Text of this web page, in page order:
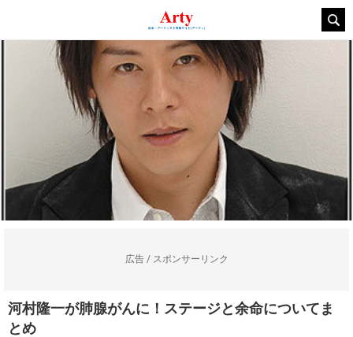
広告 / スポンサーリンク
河村隆一が肺腺がんに！ステージと余命についてま
とめ